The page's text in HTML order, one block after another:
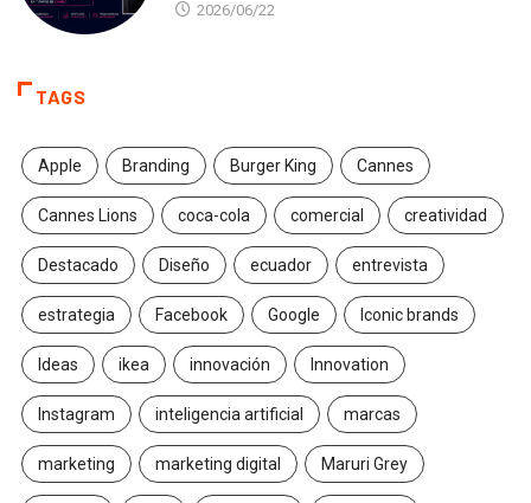
2026/06/22
TAGS
Apple Branding Burger King Cannes
Cannes Lions coca-cola comercial creatividad
Destacado Diseño ecuador entrevista
estrategia Facebook Google Iconic brands
Ideas ikea innovación Innovation
Instagram inteligencia artificial marcas
marketing marketing digital Maruri Grey